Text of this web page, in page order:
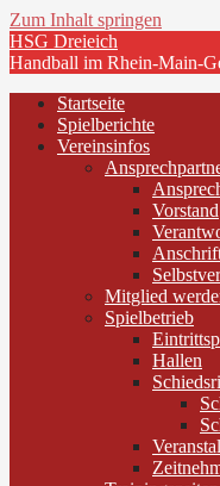
Zum Inhalt springen
HSG Dreieich
Handball im Rhein-Main-
Startseite
Spielberichte
Vereinsinfos
Vorstand
Mitglied
Spielbetrieb
Hallen